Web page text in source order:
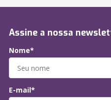
Assine a nossa
Nome*
E-mail*